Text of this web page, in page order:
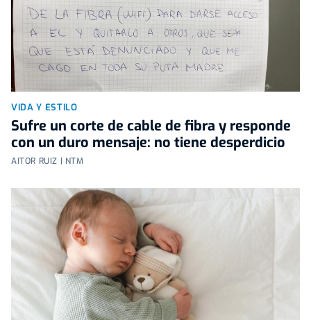
VIDA Y ESTILO
Sufre un corte de cable de fibra y responde
con un duro mensaje: no tiene desperdicio
AITOR RUIZ | NTM